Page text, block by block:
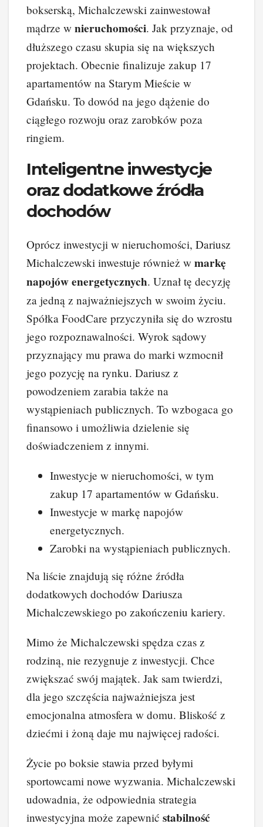
bokserską, Michalczewski zainwestował
mądrze w nieruchomości. Jak przyznaje, od
dłuższego czasu skupia się na większych
projektach. Obecnie finalizuje zakup 17
apartamentów na Starym Mieście w
Gdańsku. To dowód na jego dążenie do
ciągłego rozwoju oraz zarobków poza
ringiem.
Inteligentne inwestycje
oraz dodatkowe źródła
dochodów
Oprócz inwestycji w nieruchomości, Dariusz
Michalczewski inwestuje również w markę
napojów energetycznych. Uznał tę decyzję
za jedną z najważniejszych w swoim życiu.
Spółka FoodCare przyczyniła się do wzrostu
jego rozpoznawalności. Wyrok sądowy
przyznający mu prawa do marki wzmocnił
jego pozycję na rynku. Dariusz z
powodzeniem zarabia także na
wystąpieniach publicznych. To wzbogaca go
finansowo i umożliwia dzielenie się
doświadczeniem z innymi.
Inwestycje w nieruchomości, w tym
zakup 17 apartamentów w Gdańsku.
Inwestycje w markę napojów
energetycznych.
Zarobki na wystąpieniach publicznych.
Na liście znajdują się różne źródła
dodatkowych dochodów Dariusza
Michalczewskiego po zakończeniu kariery.
Mimo że Michalczewski spędza czas z
rodziną, nie rezygnuje z inwestycji. Chce
zwiększać swój majątek. Jak sam twierdzi,
dla jego szczęścia najważniejsza jest
emocjonalna atmosfera w domu. Bliskość z
dziećmi i żoną daje mu najwięcej radości.
Życie po boksie stawia przed byłymi
sportowcami nowe wyzwania. Michalczewski
udowadnia, że odpowiednia strategia
inwestycyjna może zapewnić stabilność